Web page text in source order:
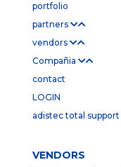
portfolio
partners
vendors
Compañia
contact
LOGIN
adistec total support
VENDORS